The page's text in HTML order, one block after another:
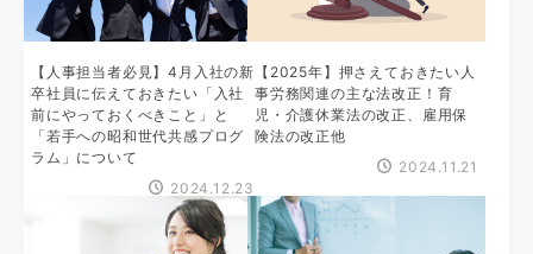
【人事担当者必見】4月入社の新
卒社員に伝えておきたい「入社
前にやっておくべきこと」と
「若手への昭和世代共感プログ
ラム」について
2024.12.23
【2025年】押さえておきたい人
事労務関連の主な法改正！育
児・介護休業法の改正、雇用保
険法の改正他
2024.11.21